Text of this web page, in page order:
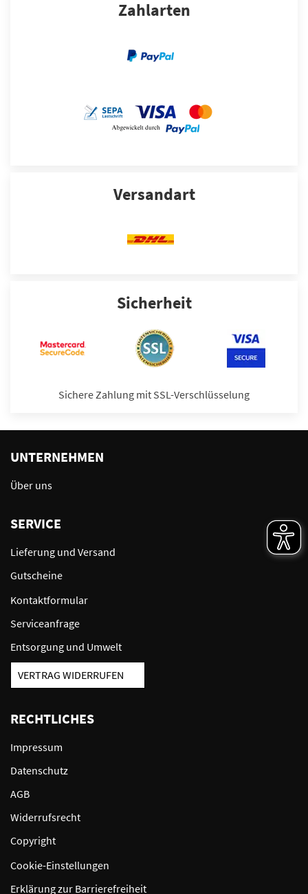
Zahlarten
Versandart
Sicherheit
Sichere Zahlung mit SSL-Verschlüsselung
UNTERNEHMEN
Über uns
SERVICE
Lieferung und Versand
Gutscheine
Kontaktformular
Serviceanfrage
Entsorgung und Umwelt
VERTRAG WIDERRUFEN
RECHTLICHES
Impressum
Datenschutz
AGB
Widerrufsrecht
Copyright
Cookie-Einstellungen
Erklärung zur Barrierefreiheit